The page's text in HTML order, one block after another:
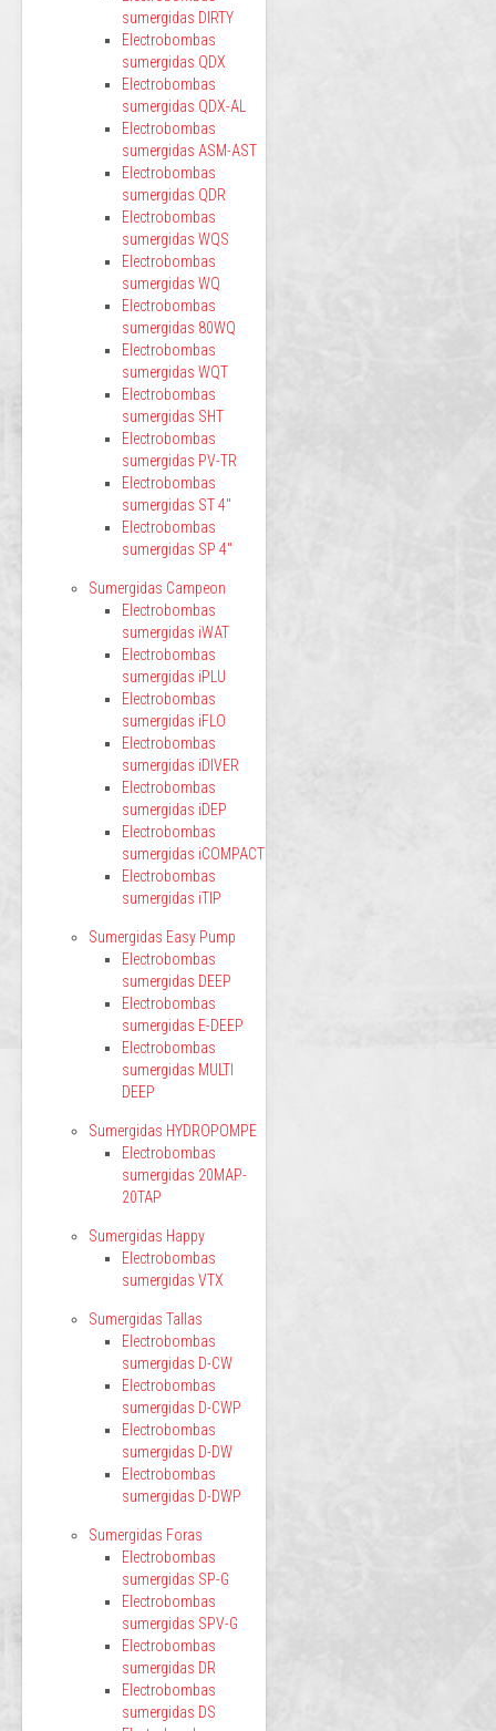
sumergidas DIRTY
Electrobombas
sumergidas QDX
Electrobombas
sumergidas QDX-AL
Electrobombas
sumergidas ASM-AST
Electrobombas
sumergidas QDR
Electrobombas
sumergidas WQS
Electrobombas
sumergidas WQ
Electrobombas
sumergidas 80WQ
Electrobombas
sumergidas WQT
Electrobombas
sumergidas SHT
Electrobombas
sumergidas PV-TR
Electrobombas
sumergidas ST 4"
Electrobombas
sumergidas SP 4"
Sumergidas Campeon
Electrobombas
sumergidas iWAT
Electrobombas
sumergidas iPLU
Electrobombas
sumergidas iFLO
Electrobombas
sumergidas iDIVER
Electrobombas
sumergidas iDEP
Electrobombas
sumergidas iCOMPACT
Electrobombas
sumergidas iTIP
Sumergidas Easy Pump
Electrobombas
sumergidas DEEP
Electrobombas
sumergidas E-DEEP
Electrobombas
sumergidas MULTI
DEEP
Sumergidas HYDROPOMPE
Electrobombas
sumergidas 20MAP-
20TAP
Sumergidas Happy
Electrobombas
sumergidas VTX
Sumergidas Tallas
Electrobombas
sumergidas D-CW
Electrobombas
sumergidas D-CWP
Electrobombas
sumergidas D-DW
Electrobombas
sumergidas D-DWP
Sumergidas Foras
Electrobombas
sumergidas SP-G
Electrobombas
sumergidas SPV-G
Electrobombas
sumergidas DR
Electrobombas
sumergidas DS